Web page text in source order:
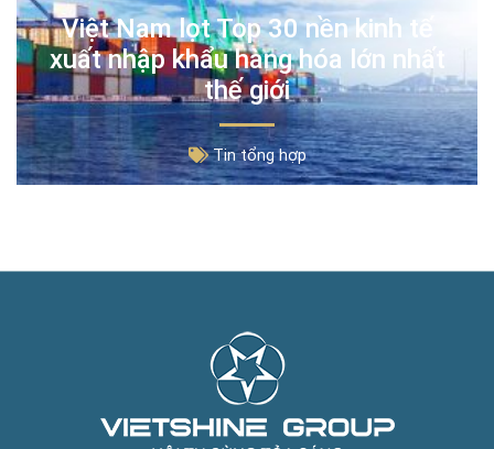
Việt Nam lọt Top 30 nền kinh tế
xuất nhập khẩu hàng hóa lớn nhất
thế giới
Tin tổng hợp